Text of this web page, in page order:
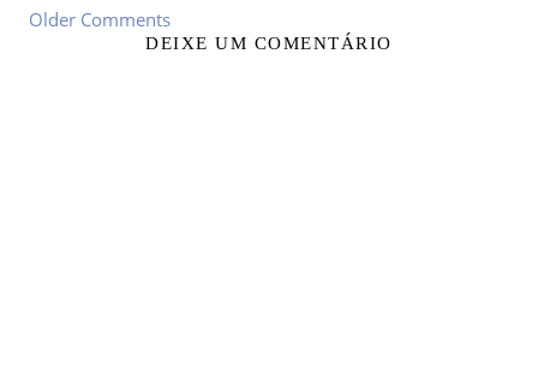
Older Comments
DEIXE UM COMENTÁRIO